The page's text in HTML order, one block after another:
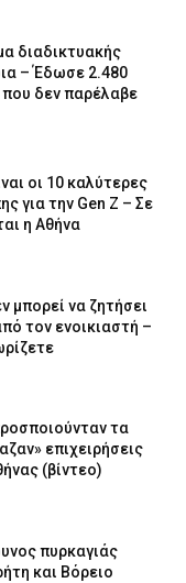
διαδικτυακής
– Έδωσε 2.480
δεν παρέλαβε
οι 10 καλύτερες
για την Gen Z – Σε
η Αθήνα
μπορεί να ζητήσει
τον ενοικιαστή –
τα
επιχειρήσεις
(βίντεο)
πυρκαγιάς
και Βόρειο